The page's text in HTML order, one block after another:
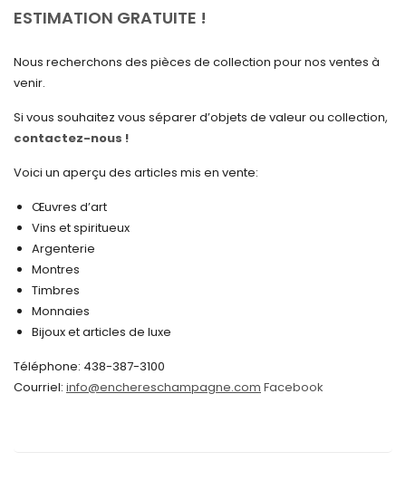
avril 2025
février 2025
décembre 2024
novembre 2024
octobre 2024
septembre 2024
août 2024
mai 2024
avril 2024
ESTIMATION GRATUITE !
Nous recherchons des pièces de collection pour nos ventes à
venir.
Si vous souhaitez vous séparer d’objets de valeur ou collection,
contactez-nous !
Voici un aperçu des articles mis en vente:
Œuvres d’art
Vins et spiritueux
Argenterie
Montres
Timbres
Monnaies
Bijoux et articles de luxe
Téléphone: 438-387-3100
Courriel: info@enchereschampagne.com Facebook